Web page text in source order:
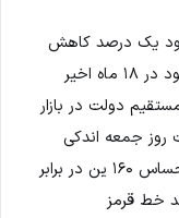
یک درصد کاهش
یافته و در این هفته تا پایین‌ترین سطح خود در ۱۸ ماه اخیر
دولت در بازار
روز جمعه اندکی
تقویت شد، اما همچنان در نزدیکی سطح حساس ۱۶۰ ین در برابر
خط قرمز